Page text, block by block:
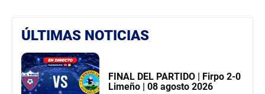
ÚLTIMAS NOTICIAS
FINAL DEL PARTIDO | Firpo 2-0
Limeño | 08 agosto 2026